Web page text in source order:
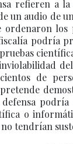
refieren a
un audio de
ordenaron los
podría
de
o
tendrían